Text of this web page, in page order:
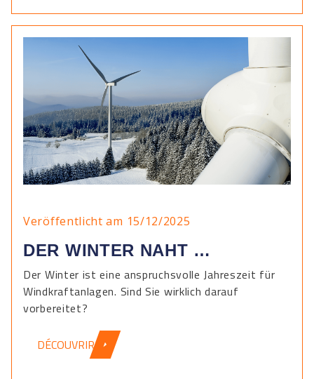
Veröffentlicht am 15/12/2025
DER WINTER NAHT …
Der Winter ist eine anspruchsvolle Jahreszeit für
Windkraftanlagen. Sind Sie wirklich darauf
vorbereitet?
DÉCOUVRIR